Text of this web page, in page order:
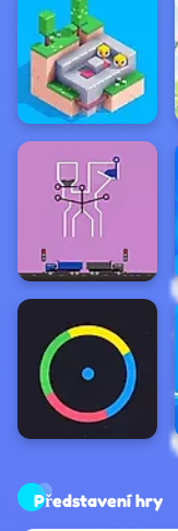
Představení hry